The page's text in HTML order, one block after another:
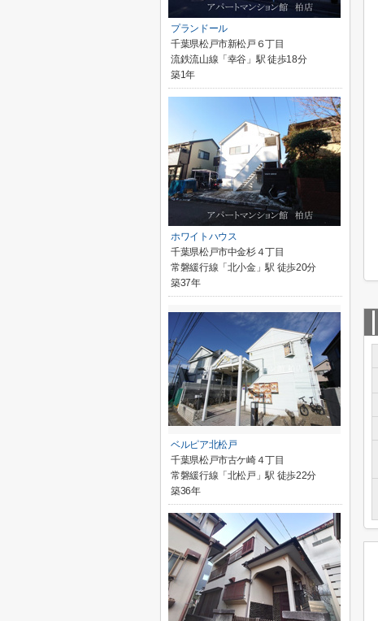
プランドール
千葉県松戸市新松戸６丁目
流鉄流山線「幸谷」駅 徒歩18分
築1年
ホワイトハウス
千葉県松戸市中金杉４丁目
常磐緩行線「北小金」駅 徒歩20分
築37年
ベルピア北松戸
千葉県松戸市古ケ崎４丁目
常磐緩行線「北松戸」駅 徒歩22分
築36年